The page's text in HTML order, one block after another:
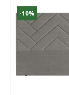
-10%